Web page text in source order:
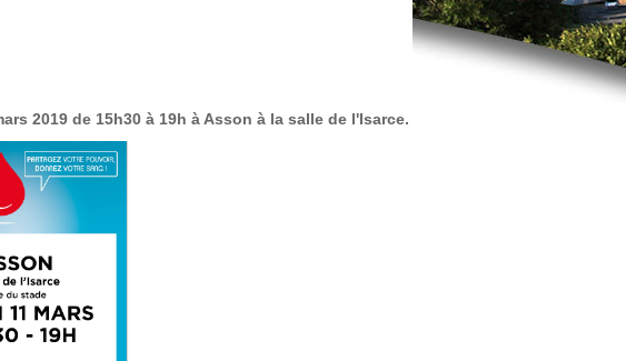
2019 de 15h30 à 19h à Asson à la salle de l'Isarce.